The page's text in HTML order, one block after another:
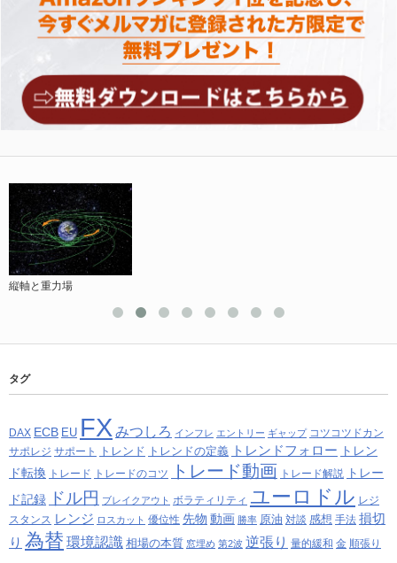
縦軸と重力場
タグ
DAX ECB EU FX みつしろ インフレ エントリー ギャップ コツコツドカン
サポレジ サポート トレンド トレンドの定義 トレンドフォロー トレン
ド転換 トレード トレードのコツ トレード動画 トレード解説
トレー
ド記録 ドル円 ブレイクアウト ボラティリティ ユーロドル レジ
スタンス レンジ ロスカット 優位性 先物 動画 勝率 原油 対談 感想 手法 損切
り 為替 環境認識 相場の本質 窓埋め 第2波 逆張り 量的緩和 金 順張り